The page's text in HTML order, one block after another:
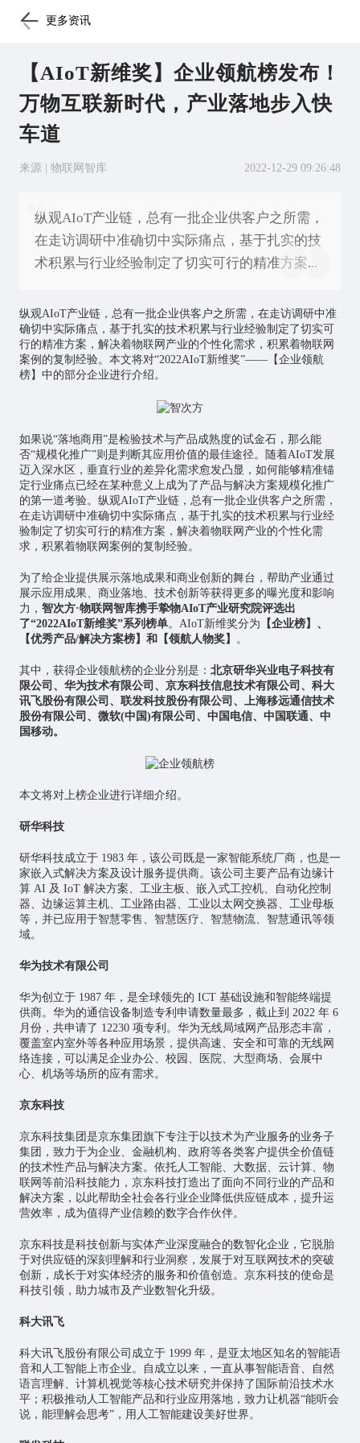
更多资讯
【AIoT新维奖】企业领航榜发布！
万物互联新时代，产业落地步入快
车道
来源 | 物联网智库 2022-12-29 09:26:48
纵观AIoT产业链，总有一批企业供客户之所需，
在走访调研中准确切中实际痛点，基于扎实的技
术积累与行业经验制定了切实可行的精准方案...
纵观AIoT产业链，总有一批企业供客户之所需，在走访调研中准
确切中实际痛点，基于扎实的技术积累与行业经验制定了切实可
行的精准方案，解决着物联网 产业的个性化需求，积累着物联网
案例的复制经验。本文将对“2022AIoT新维奖”——【企业领航
榜】中的部分企业进行介绍。
如果说“落地商用”是检验技术与产品成熟度的试金石，那么能
否“规模化推广”则是判断其应用价值的最佳途径。随着AIoT发展
迈入深水区，垂直行业的差异化需求愈发凸显，如何能够精准锚
定行业痛点已经在某种意义上成为了产品与解决方案规模化推广
的第一道考验。纵观AIoT产业链，总有一批企业供客户之所需，
在走访调研中准确切中实际痛点，基于扎实的技术积累与行业经
验制定了切实可行的精准方案，解决着物联网产业的个性化需
求，积累着物联网案例的复制经验。
为了给企业提供展示落地成果和商业创新的舞台，帮助产业通过
展示应用成果、商业落地、技术创新等获得更多的曝光度和影响
力， 智次方·物联网智库携手挚物AIoT产业研究院评选出
了“2022AIoT新维奖”系列榜单。AIoT新维奖分为 【企业榜】、
【优秀产品/解决方案榜】和【领航人物奖】
。
其中，获得企业领航榜的企业分别是： 北京研华兴业电子科技有
限公司、华为技术有限公司、京东科技信息技术有限公司、科大
讯飞股份有限公司、联发科技股份有限公司、上海移远通信技术
股份有限公司、微软(中国)有限公司、中国电信、中国联通、中
国移动。
本文将对上榜企业进行详细介绍。
研华科技
研华科技成立于 1983 年，该公司既是一家智能系统厂商，也是一
家嵌入式解决方案及设计服务提供商。该公司主要产品有边缘计
算 AI 及 IoT 解决方案、工业主板、嵌入式工控机、自动化控制
器、边缘运算主机、工业路由器、工业以太网交换器、工业母板
等，并已应用于智慧零售、 智慧医疗、智慧物流、智慧通讯等领
域。
华为技术有限公司
华为创立于 1987 年，是全球领先的 ICT 基础设施和智能终端提
供商。华为的通信设备制造专利申请数量最多，截止到 2022 年 6
月份，共申请了 12230 项专利。华为无线局域网产品形态丰富，
覆盖室内室外等各种应用场景，提供高速、安全和可靠的无线网
络连接，可以满足企业办公、校园、医院、大型商场、会展中
心、机场等场所的应有需求。
京东科技
京东科技集团是京东集团旗下专注于以技术为产业服务的业务子
集团，致力于为企业、金融机构、政府等各类客户提供全价值链
的技术性产品与解决方案。依托人工智能、大数据、云计算、物
联网等前沿科技能力，京东科技打造出了面向不同行业的产品和
解决方案，以此帮助全社会各行业企业降低供应链成本，提升运
营效率，成为值得产业信赖的数字合作伙伴。
京东科技是科技创新与实体产业深度融合的数智化企业，它脱胎
于对供应链的深刻理解和行业洞察，发展于对互联网技术的突破
创新，成长于对实体经济的服务和价值创造。京东科技的使命是
科技引领，助力城市及产业数智化升级。
科大讯飞
科大讯飞股份有限公司成立于 1999 年，是亚太地区知名的智能语
音和人工智能上市企业。自成立以来，一直从事智能语音、自然
语言理解、计算机视觉等核心技术研究并保持了国际前沿技术水
平；积极推动人工智能产品和行业应用落地，致力让机器“能听会
说，能理解会思考”，用人工智能建设美好世界。